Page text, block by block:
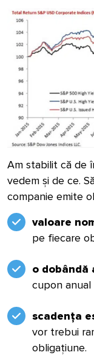
Am stabilit că de
vedem și de ce.
companie emite
valoare
pe fiecare
o dobândă
cupon anual
scadența
vor trebui
obligațiune.